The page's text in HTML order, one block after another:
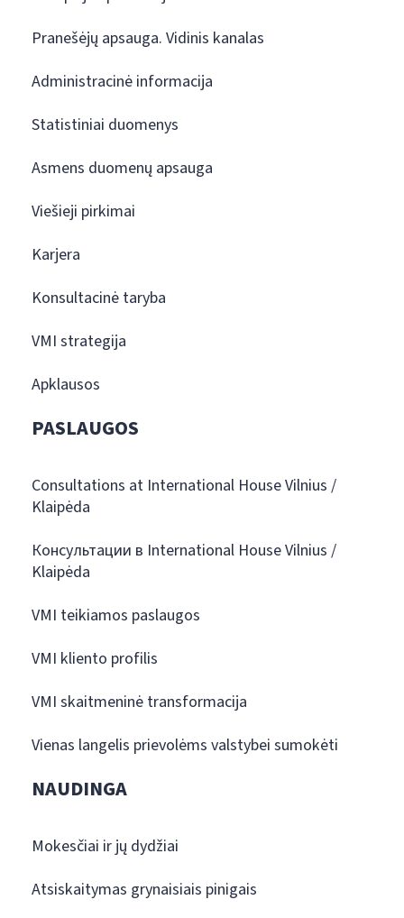
Pranešėjų apsauga. Vidinis kanalas
Administracinė informacija
Statistiniai duomenys
Asmens duomenų apsauga
Viešieji pirkimai
Karjera
Konsultacinė taryba
VMI strategija
Apklausos
PASLAUGOS
Consultations at International House Vilnius /
Klaipėda
Консультации в International House Vilnius /
Klaipėda
VMI teikiamos paslaugos
VMI kliento profilis
VMI skaitmeninė transformacija
Vienas langelis prievolėms valstybei sumokėti
NAUDINGA
Mokesčiai ir jų dydžiai
Atsiskaitymas grynaisiais pinigais